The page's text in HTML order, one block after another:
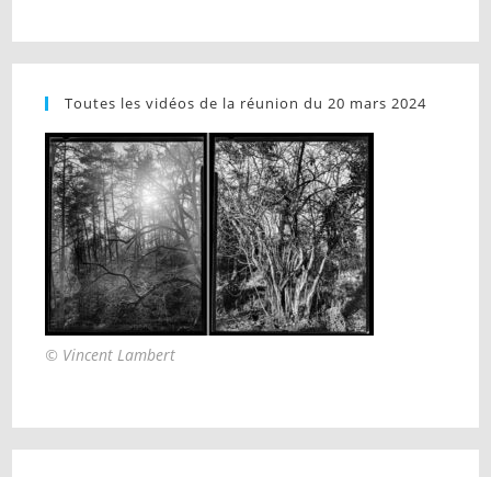
Toutes les vidéos de la réunion du 20 mars 2024
© Vincent Lambert